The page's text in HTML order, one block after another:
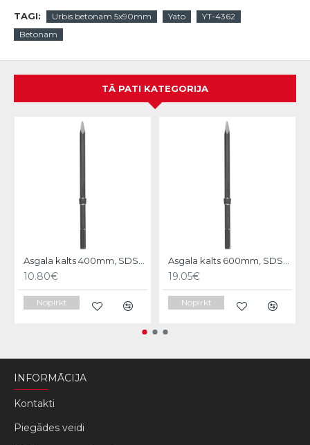
TAGI: Urbis betonam 5x90mm Yato
YT-4362
Betonam
TĀ PATI KATEGORIJA
Asgala kalts 400mm, SDS-MAX KWB
10.80€
Nopirkt
Asgala kalts 600mm, SDS-MAX KWB
19.05€
Nopirkt
INFORMĀCIJA
Kontakti
Piegādes veidi